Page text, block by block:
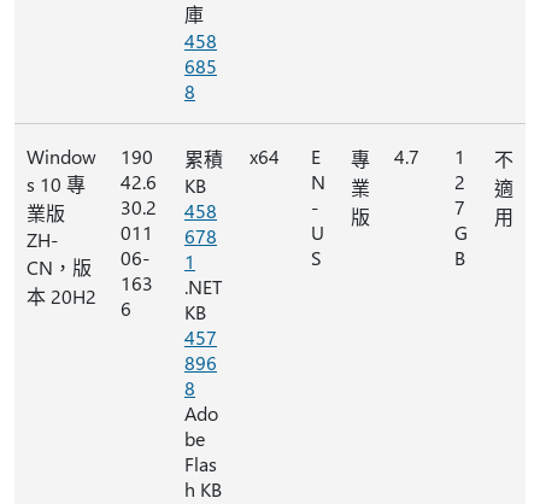
庫
458
685
8
Window
s 10 專
業版
ZH-
CN，版
本 20H2
190
42.6
30.2
011
06-
163
6
累積
KB
458
678
1
.NET
KB
457
896
8
Ado
be
Flas
h KB
x64
E
N
-
U
S
專
業
版
4.7
1
2
7
G
B
不
適
用